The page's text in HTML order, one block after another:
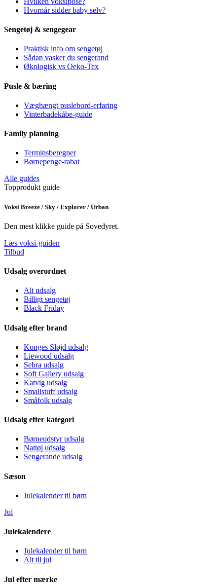
Hvornår sidder baby selv?
Sengetøj & sengegear
Praktisk info om sengetøj
Sådan vasker du sengerand
Økologisk vs Oeko-Tex
Pusle & bæring
Væghængt puslebord-erfaring
Vinterbadekåbe-guide
Family planning
Terminsberegner
Børnepenge-rabat
Alle guides
Topprodukt guide
Voksi Breeze / Sky / Explorer / Urban
Den mest klikke guide på Sovedyret.
Læs voksi-guiden
Tilbud
Udsalg overordnet
Alt udsalg
Billigt sengetøj
Black Friday
Udsalg efter brand
Konges Sløjd udsalg
Liewood udsalg
Sebra udsalg
Soft Gallery udsalg
Katvig udsalg
Smallstuff udsalg
Småfolk udsalg
Udsalg efter kategori
Børneudstyr udsalg
Nattøj udsalg
Sengerande udsalg
Sæson
Julekalender til børn
Jul
Julekalendere
Julekalender til børn
Alt til jul
Jul efter mærke